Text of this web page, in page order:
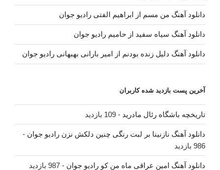
دانلود آهنگ من مسم از ابراهیم الفتی رادیو جوان
دانلود آهنگ سیاه سفید از حامیم رادیو جوان
دانلود آهنگ دلیل زنده بودنم از امیر بارانی بهبهانی رادیو جوان
آخرین پست بازدید شده کاربران
تاریخچه باشگاه رئال مادرید - 109 بازدید
دانلود آهنگ نازنینا بر لبت رنگی چنین دلکش نزن رادیو جوان -
986 بازدید
دانلود آهنگ امین عراقی ماه من کو رادیو جوان - 987 بازدید